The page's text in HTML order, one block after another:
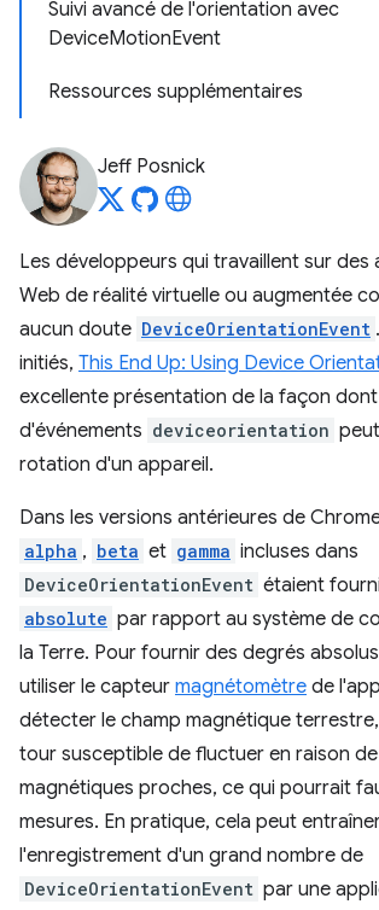
Suivi avancé de l'orientation avec
DeviceMotionEvent
Ressources supplémentaires
Jeff Posnick
Les développeurs qui travaillent sur des
Web de réalité virtuelle ou augmentée
aucun doute DeviceOrientationEvent
initiés, This End Up: Using Device
excellente présentation de la façon
d'événements deviceorientation
rotation d'un appareil.
Dans les versions antérieures de
alpha , beta et gamma incluses dans
DeviceOrientationEvent étaient
absolute par rapport au système de
la Terre. Pour fournir des degrés
utiliser le capteur magnétomètre de
détecter le champ magnétique
tour susceptible de fluctuer en raison
magnétiques proches, ce qui pourrait
mesures. En pratique, cela peut
l'enregistrement d'un grand nombre de
DeviceOrientationEvent par une